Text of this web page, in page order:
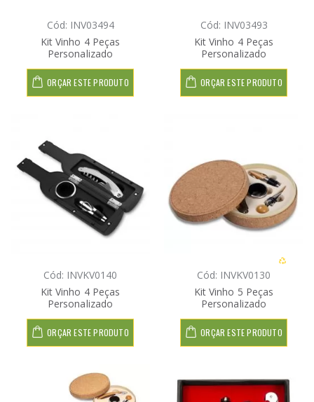
Cód: INV03494
Kit Vinho 4 Peças
Personalizado
ORÇAR ESTE PRODUTO
Cód: INV03493
Kit Vinho 4 Peças
Personalizado
ORÇAR ESTE PRODUTO
Cód: INVKV0140
Kit Vinho 4 Peças
Personalizado
ORÇAR ESTE PRODUTO
Cód: INVKV0130
Kit Vinho 5 Peças
Personalizado
ORÇAR ESTE PRODUTO